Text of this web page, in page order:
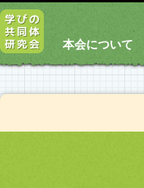
本会について